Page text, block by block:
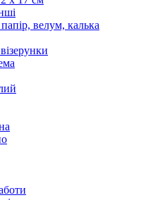
велум, калька